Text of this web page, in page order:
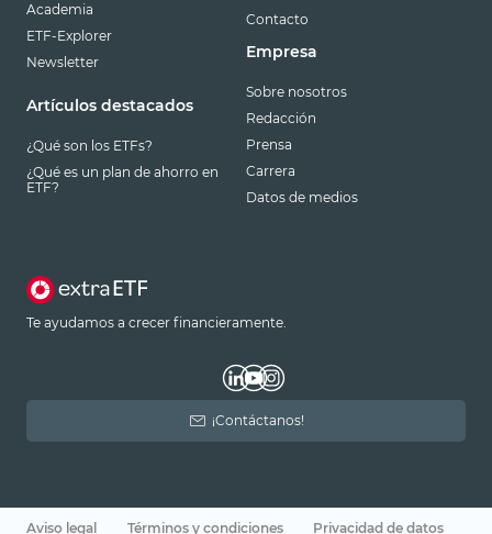
Academia
ETF-Explorer
Newsletter
Artículos destacados
¿Qué son los ETFs?
¿Qué es un plan de ahorro en
ETF?
Contacto
Empresa
Sobre nosotros
Redacción
Prensa
Carrera
Datos de medios
Te ayudamos a crecer financieramente.
¡Contáctanos!
Aviso legal Términos y condiciones Privacidad de datos